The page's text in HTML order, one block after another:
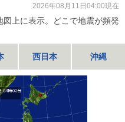
2026年08月11日04:00現在
上に表示。どこで地震が頻発
西日本 沖縄